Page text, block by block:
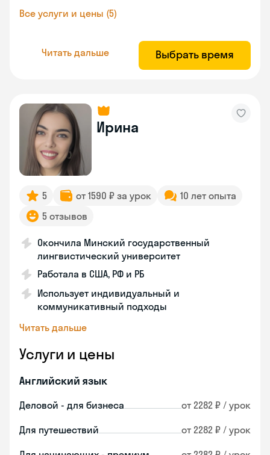
Все услуги и цены (5)
Читать дальше Выбрать время
Ирина
5 от 1590 ₽ за урок
10 лет опыта
5 отзывов
Окончила Минский государственный
лингвистический университет
Работала в США, РФ и РБ
Использует индивидуальный и
коммуникативный подходы
Читать дальше
Услуги и цены
Английский язык
Деловой - для бизнеса от 2282 ₽ / урок
Для путешествий от 2282 ₽ / урок